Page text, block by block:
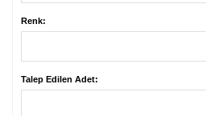
Renk:
Talep Edilen Adet: